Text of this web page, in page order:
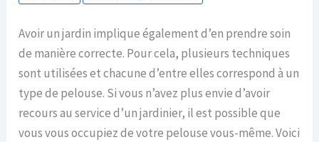
Avoir un jardin implique également d’en prendre soin
de manière correcte. Pour cela, plusieurs techniques
sont utilisées et chacune d’entre elles correspond à un
type de pelouse. Si vous n’avez plus envie d’avoir
recours au service d’un jardinier, il est possible que
vous vous occupiez de votre pelouse vous-même. Voici